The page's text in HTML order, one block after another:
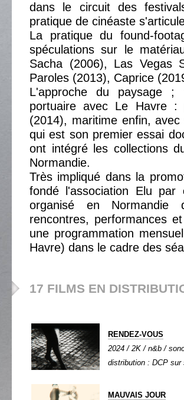
dans le circuit des
pratique de cinéaste
La pratique du found-
spéculations sur le
Sacha (2006), Las Vegas
Paroles (2013), Caprice
L'approche du paysage
portuaire avec Le Havre :
(2014), maritime enfin,
qui est son premier essai
ont intégré les collections
Normandie.
Très impliqué dans la
fondé l'association Elu
organisé en Normandie
rencontres, performances
une programmation
Havre) dans le cadre des
17 FILMS EN
RENDEZ-VOUS
2024 / 2K / n&b /
distribution : DCP sur
MAUVAIS JOUR